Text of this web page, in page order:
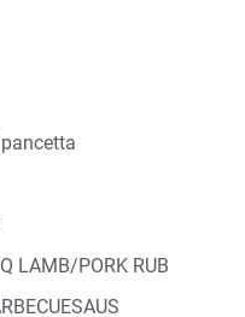
LAMB/PORK RUB